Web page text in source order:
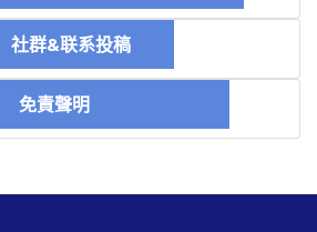
社群&联系投稿
責聲明